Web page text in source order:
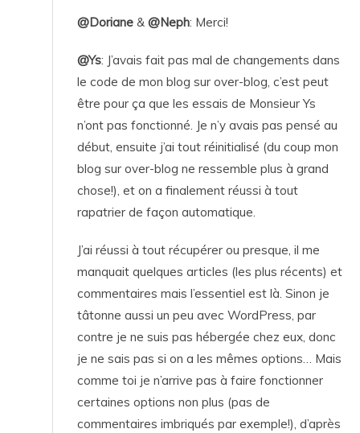
@Doriane & @Neph: Merci!
@Ys: J’avais fait pas mal de changements dans
le code de mon blog sur over-blog, c’est peut
être pour ça que les essais de Monsieur Ys
n’ont pas fonctionné. Je n’y avais pas pensé au
début, ensuite j’ai tout réinitialisé (du coup mon
blog sur over-blog ne ressemble plus à grand
chose!), et on a finalement réussi à tout
rapatrier de façon automatique.
J’ai réussi à tout récupérer ou presque, il me
manquait quelques articles (les plus récents) et
commentaires mais l’essentiel est là. Sinon je
tâtonne aussi un peu avec WordPress, par
contre je ne suis pas hébergée chez eux, donc
je ne sais pas si on a les mêmes options… Mais
comme toi je n’arrive pas à faire fonctionner
certaines options non plus (pas de
commentaires imbriqués par exemple!), d’après